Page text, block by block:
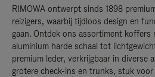
RIMOWA ontwerpt sinds 1898
reizigers, waarbij tijdloos design en
gaan. Ontdek ons assortiment koffers
aluminium harde schaal tot
premium leder, verkrijgbaar in diverse
grotere check-ins en trunks, stuk voor